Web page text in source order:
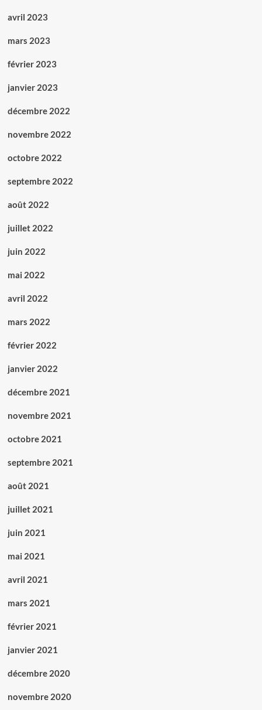
avril 2023
mars 2023
février 2023
janvier 2023
décembre 2022
novembre 2022
octobre 2022
septembre 2022
août 2022
juillet 2022
juin 2022
mai 2022
avril 2022
mars 2022
février 2022
janvier 2022
décembre 2021
novembre 2021
octobre 2021
septembre 2021
août 2021
juillet 2021
juin 2021
mai 2021
avril 2021
mars 2021
février 2021
janvier 2021
décembre 2020
novembre 2020